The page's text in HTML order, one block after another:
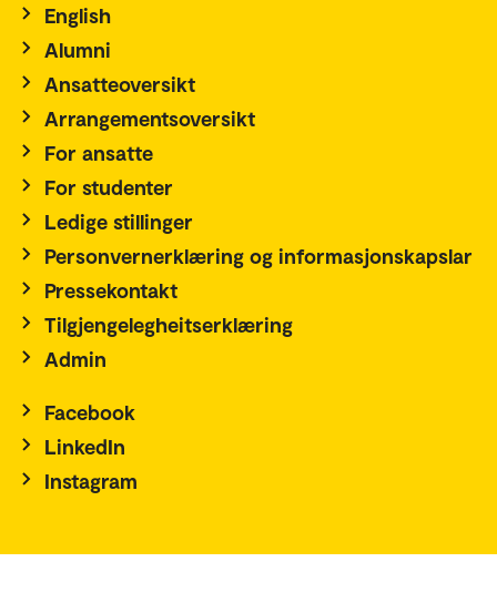
English
Alumni
Ansatteoversikt
Arrangementsoversikt
For ansatte
For studenter
Ledige stillinger
Personvernerklæring og informasjonskapslar
Pressekontakt
Tilgjengelegheitserklæring
Admin
Facebook
LinkedIn
Instagram